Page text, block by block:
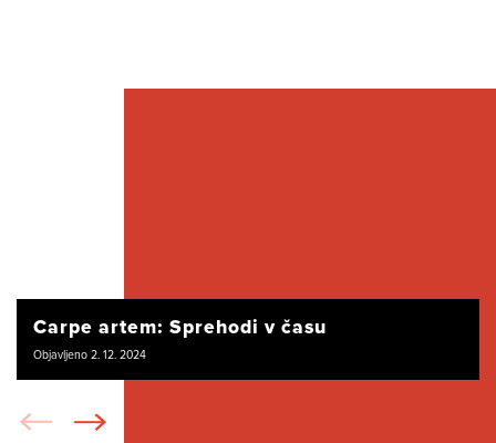
Carpe artem: Sprehodi v času
Objavljeno 2. 12. 2024